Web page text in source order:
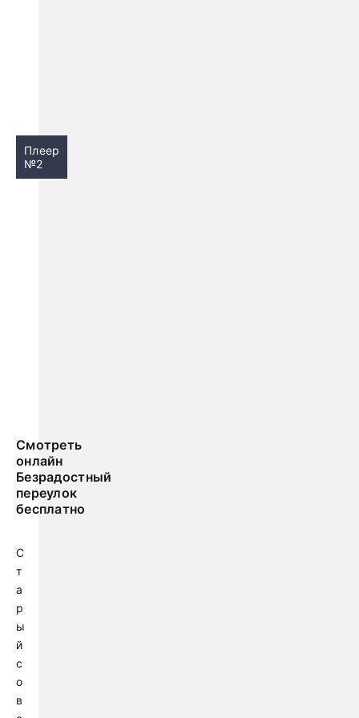
Плеер
№2
Смотреть
онлайн
Безрадостный
переулок
бесплатно
С
т
а
р
ы
й
с
о
в